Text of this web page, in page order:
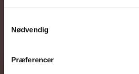
Nødvendig
Præferencer